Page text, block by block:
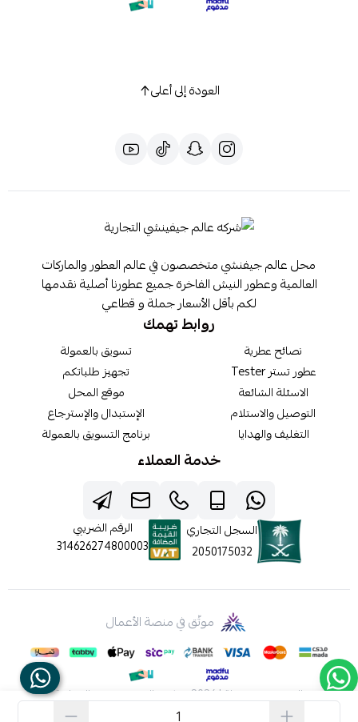
العودة إلى أعلى
محل عالم جيفنشي متخصصون في عالم العطور والماركات
العالمية وعطور النيش الفاخرة جميع عطورنا أصلية نقدمها
لكم بأقل الأسعار جملة و قطاعي
روابط تهمك
نصائح عطرية
عطور تستر Tester
الاسئلة الشائعة
التوصيل والاستلام
التغليف والهدايا
تسويق بالعمولة
تجهيز طلباتكم
موقع المحل
الإستبدال والإسترجاع
برنامج التسويق بالعمولة
خدمة العملاء
السجل التجاري
2050175032
الرقم الضريبي
314626274800003
موثّق في منصة الأعمال
الحقوق محفوظة | 2026 شركه عالم جيفينشي التجارية